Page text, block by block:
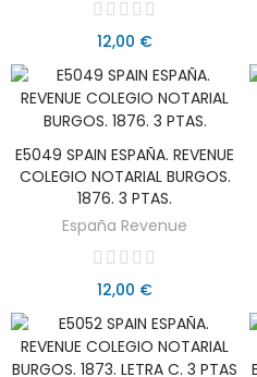
12,00 €
AÑADIR AL CARRITO
E5049 SPAIN ESPAÑA. REVENUE
COLEGIO NOTARIAL BURGOS.
1876. 3 PTAS.
España Revenue
12,00 €